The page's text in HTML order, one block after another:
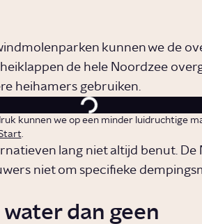
kunnen we de
de hele Noordzee
heihamers gebruiken.
kunnen we op een minder luidruchtige
lang niet altijd benut. De
niet om specifieke
dan geen